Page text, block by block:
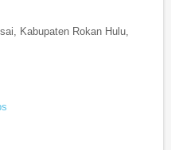
Kabupaten Rokan Hulu,